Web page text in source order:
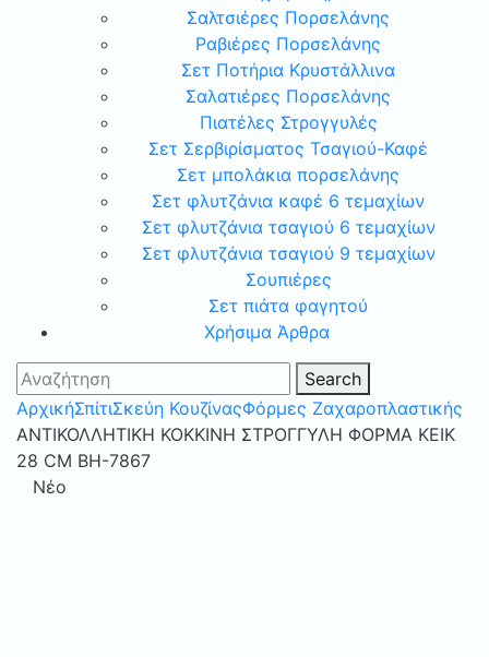
Σαλτσιέρες Πορσελάνης
Ραβιέρες Πορσελάνης
Σετ Ποτήρια Κρυστάλλινα
Σαλατιέρες Πορσελάνης
Πιατέλες Στρογγυλές
Σετ Σερβιρίσματος Τσαγιού-Καφέ
Σετ μπολάκια πορσελάνης
Σετ φλυτζάνια καφέ 6 τεμαχίων
Σετ φλυτζάνια τσαγιού 6 τεμαχίων
Σετ φλυτζάνια τσαγιού 9 τεμαχίων
Σουπιέρες
Σετ πιάτα φαγητού
Χρήσιμα Άρθρα
Search
ΑρχικήΣπίτιΣκεύη ΚουζίναςΦόρμες Ζαχαροπλαστικής
ΑΝΤΙΚΟΛΛΗΤΙΚΗ ΚΟΚΚΙΝΗ ΣΤΡΟΓΓΥΛΗ ΦΟΡΜΑ ΚΕΙΚ
28 CM BH-7867
Νέο